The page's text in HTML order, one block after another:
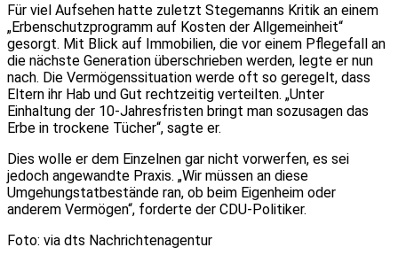
Für viel Aufsehen hatte zuletzt Stegemanns Kritik an einem
„Erbenschutzprogramm auf Kosten der Allgemeinheit“
gesorgt. Mit Blick auf Immobilien, die vor einem Pflegefall an
die nächste Generation überschrieben werden, legte er nun
nach. Die Vermögenssituation werde oft so geregelt, dass
Eltern ihr Hab und Gut rechtzeitig verteilten. „Unter
Einhaltung der 10-Jahresfristen bringt man sozusagen das
Erbe in trockene Tücher“, sagte er.
Dies wolle er dem Einzelnen gar nicht vorwerfen, es sei
jedoch angewandte Praxis. „Wir müssen an diese
Umgehungstatbestände ran, ob beim Eigenheim oder
anderem Vermögen“, forderte der CDU-Politiker.
Foto: via dts Nachrichtenagentur